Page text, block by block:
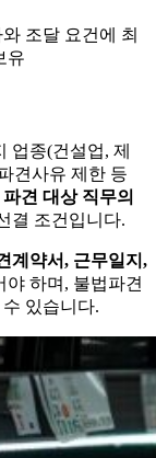
조달 요건에 최
유
업종(건설업, 제
견사유 제한 등
파견 대상 직무의
결 조건입니다.
계약서, 근무일지,
야 하며, 불법파견
있습니다.